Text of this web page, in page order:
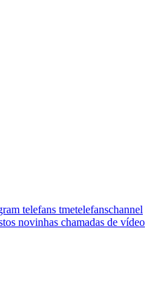
telefans tmetelefanschannel
novinhas chamadas de vídeo